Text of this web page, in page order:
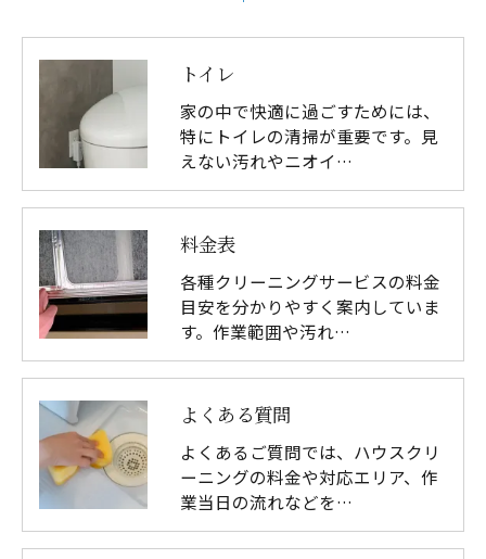
トイレ
家の中で快適に過ごすためには、
特にトイレの清掃が重要です。見
えない汚れやニオイ…
料金表
各種クリーニングサービスの料金
目安を分かりやすく案内していま
す。作業範囲や汚れ…
よくある質問
よくあるご質問では、ハウスクリ
ーニングの料金や対応エリア、作
業当日の流れなどを…